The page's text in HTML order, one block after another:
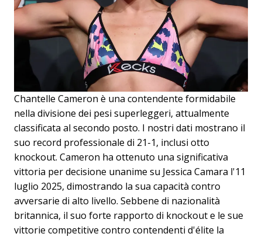
Chantelle Cameron è una contendente formidabile
nella divisione dei pesi superleggeri, attualmente
classificata al secondo posto. I nostri dati mostrano il
suo record professionale di 21-1, inclusi otto
knockout. Cameron ha ottenuto una significativa
vittoria per decisione unanime su Jessica Camara l'11
luglio 2025, dimostrando la sua capacità contro
avversarie di alto livello. Sebbene di nazionalità
britannica, il suo forte rapporto di knockout e le sue
vittorie competitive contro contendenti d'élite la